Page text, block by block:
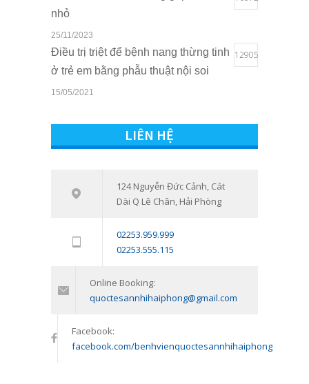
nhỏ
25/11/2023
Điều trị triệt để bệnh nang thừng tinh
ở trẻ em bằng phẫu thuật nội soi
12905
15/05/2021
BHYT tại Bệnh viện Quốc tế Sản
Nhi Hải Phòng
Tham vấn – Trị liệu tâm lý trẻ em và
trẻ vị thành niên: Đồng hành cùng
tâm lý
LIÊN HỆ
124 Nguyễn Đức Cảnh, Cát
Dài Q Lê Chân, Hải Phòng
02253.959.999
02253.555.115
Online Booking:
quoctesannhihaiphong@gmail.com
Facebook:
facebook.com/benhvienquoctesannhihaiphong